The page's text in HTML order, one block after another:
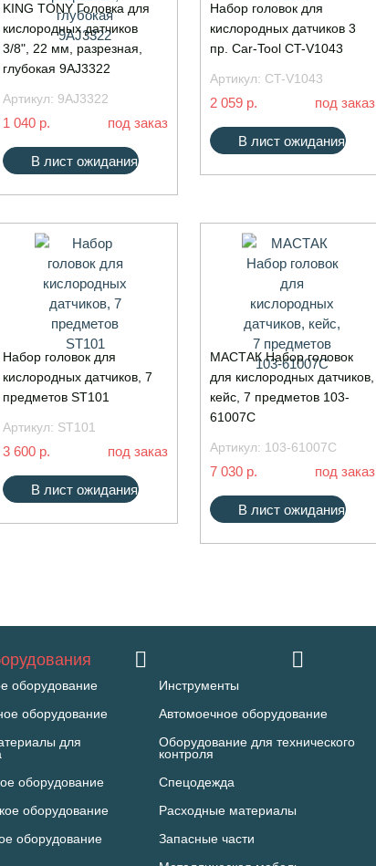
KING TONY Головка для
кислородных датчиков
3/8", 22 мм, разрезная,
глубокая 9AJ3322
Артикул: 9AJ3322
1 040 р. под заказ
В лист ожидания
Набор головок для
кислородных датчиков 3
пр. Car-Tool CT-V1043
Артикул: CT-V1043
2 059 р. под заказ
В лист ожидания
Набор головок для
кислородных датчиков, 7
предметов ST101
Артикул: ST101
3 600 р. под заказ
В лист ожидания
МАСТАК Набор головок
для кислородных датчиков,
кейс, 7 предметов 103-
61007C
Артикул: 103-61007C
7 030 р. под заказ
В лист ожидания
оборудование
оборудование
для
оборудование
оборудование
оборудование
Инструменты
Автомоечное оборудование
Оборудование для технического
контроля
Спецодежда
Расходные материалы
Запасные части